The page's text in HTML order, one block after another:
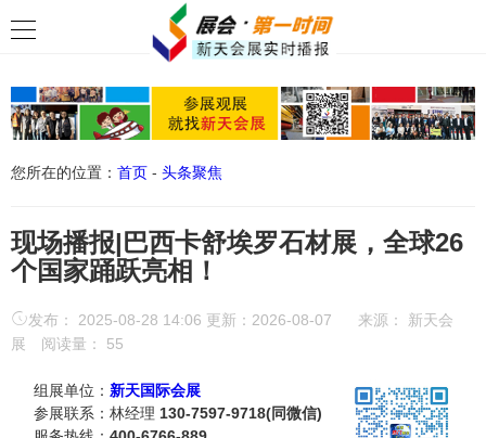
您所在的位置： 首页 - 头条聚焦
现场播报|巴西卡舒埃罗石材展，全球26
个国家踊跃亮相！
发布： 2025-08-28 14:06 更新：2026-08-07 来源： 新天会
展
阅读量： 55
组展单位： 新天国际会展
参展联系：林经理 130-7597-9718(同微信)